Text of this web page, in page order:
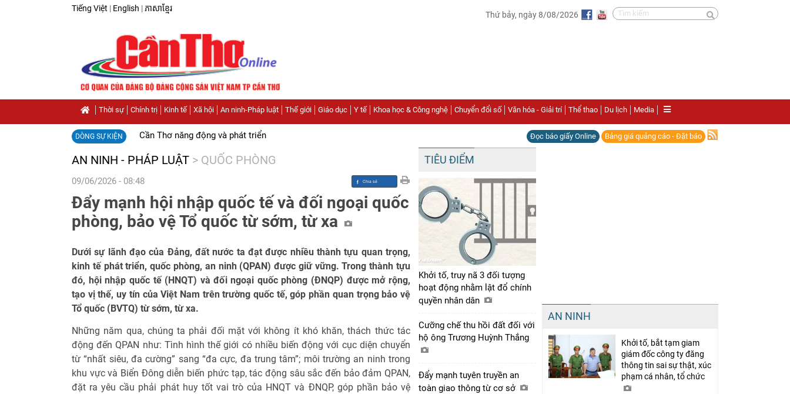
Tiếng Việt | English | ភាសាខ្មែរ
Thứ bảy, ngày 8/08/2026
Thời sự Chính trị Kinh tế Xã hội An ninh-Pháp luật Thế giới Giáo dục Y tế Khoa học & Công nghệ Chuyển đổi số Văn hóa - Giải trí Thể thao Du lịch Media
DÒNG SỰ KIỆN Cần Thơ năng động và phát triển Đọc báo giấy Online Bảng giá quảng cáo - Đặt báo
AN NINH - PHÁP LUẬT > QUỐC PHÒNG
09/06/2026 - 08:48
Chia sẻ
Đẩy mạnh hội nhập quốc tế và đối ngoại quốc
phòng, bảo vệ Tổ quốc từ sớm, từ xa
Dưới sự lãnh đạo của Đảng, đất nước ta đạt được nhiều thành tựu quan trọng,
kinh tế phát triển, quốc phòng, an ninh (QPAN) được giữ vững. Trong thành tựu
đó, hội nhập quốc tế (HNQT) và đối ngoại quốc phòng (ĐNQP) được mở rộng,
tạo vị thế, uy tín của Việt Nam trên trường quốc tế, góp phần quan trọng bảo vệ
Tổ quốc (BVTQ) từ sớm, từ xa.
Những năm qua, chúng ta phải đối mặt với không ít khó khăn, thách thức tác
động đến QPAN như: Tình hình thế giới có nhiều biến động với cục diện chuyển
từ “nhất siêu, đa cường” sang “đa cực, đa trung tâm”; môi trường an ninh trong
khu vực và Biển Đông diễn biến phức tạp, tác động sâu sắc đến bảo đảm QPAN,
đặt ra yêu cầu phải phát huy tốt vai trò của HNQT và ĐNQP, góp phần bảo vệ
TIÊU ĐIỂM
Khởi tố, truy nã 3 đối tượng
hoạt động nhằm lật đổ chính
quyền nhân dân
Cưỡng chế thu hồi đất đối với
hộ ông Trương Huỳnh Thắng
Đẩy mạnh tuyên truyền an
toàn giao thông từ cơ sở
AN NINH
Khởi tố, bắt tạm giam
giám đốc công ty đăng
thông tin sai sự thật, xúc
phạm cá nhân, tổ chức